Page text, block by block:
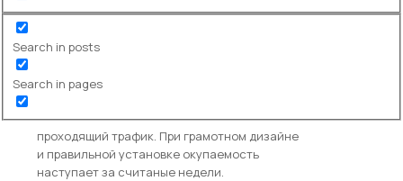
Search in posts
Search in pages
Штендер — один из самых доступных и
маркетинга. Его любят кафе, барбершопы,
сервисные компании: штендер легко
оффер и буквально «перехватывает»
проходящий трафик. При грамотном дизайне
и правильной установке окупаемость
наступает за считаные недели.